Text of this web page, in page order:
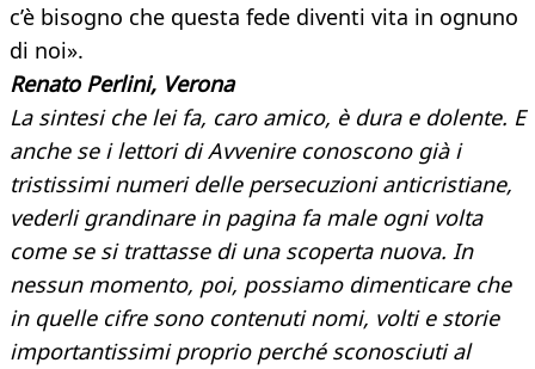
c’è bisogno che questa fede diventi vita in ognuno
di noi».
Renato Perlini, Verona
La sintesi che lei fa, caro amico, è dura e dolente. E
anche se i lettori di Avvenire conoscono già i
tristissimi numeri delle persecuzioni anticristiane,
vederli grandinare in pagina fa male ogni volta
come se si trattasse di una scoperta nuova. In
nessun momento, poi, possiamo dimenticare che
in quelle cifre sono contenuti nomi, volti e storie
importantissimi proprio perché sconosciuti al